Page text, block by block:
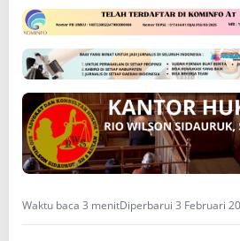
l
a
k
s
a
n
a
a
n
M
s
Waktu baca 3 menitDiperbarui 3 Februari